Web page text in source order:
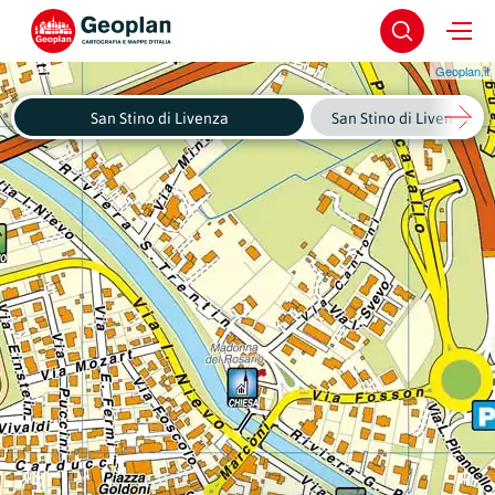
Geoplan.it
San Stino di Livenza San Stino di Livenza -